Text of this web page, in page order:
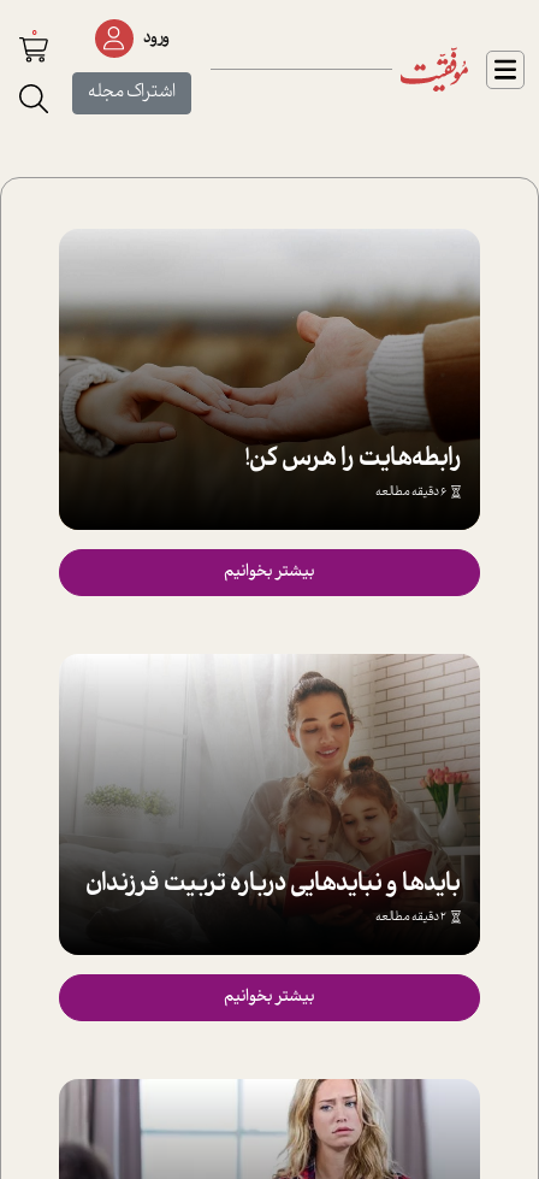
ورود
اشتراک مجله
0
رابطه‌هایت را هرس کن!
6 دقیقه مطالعه
بیشتر بخوانیم
بایدها و نبایدهایی درباره تربیت فرزندان
2 دقیقه مطالعه
بیشتر بخوانیم